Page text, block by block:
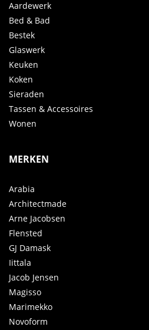
Aardewerk
Bed & Bad
Bestek
Glaswerk
Keuken
Koken
Sieraden
Tassen & Accessoires
Wonen
MERKEN
Arabia
Architectmade
Arne Jacobsen
Flensted
GJ Damask
Iittala
Jacob Jensen
Magisso
Marimekko
Novoform